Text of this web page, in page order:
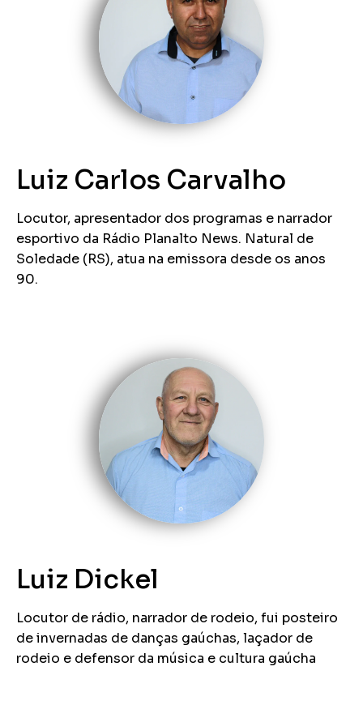
Luiz Carlos Carvalho
Locutor, apresentador dos programas e narrador
esportivo da Rádio Planalto News. Natural de
Soledade (RS), atua na emissora desde os anos
90.
Luiz Dickel
Locutor de rádio, narrador de rodeio, fui posteiro
de invernadas de danças gaúchas, laçador de
rodeio e defensor da música e cultura gaúcha